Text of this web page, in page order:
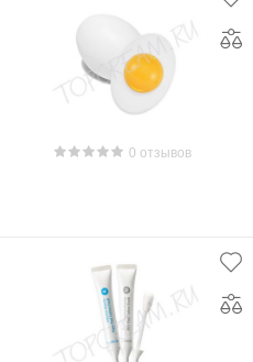
0 отзывов